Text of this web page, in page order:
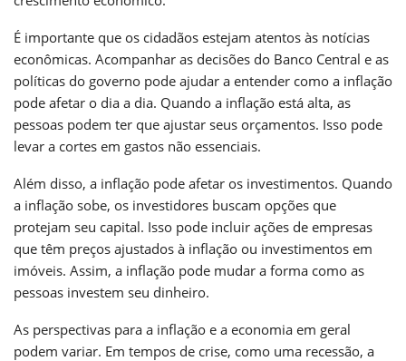
É importante que os cidadãos estejam atentos às notícias
econômicas. Acompanhar as decisões do Banco Central e as
políticas do governo pode ajudar a entender como a inflação
pode afetar o dia a dia. Quando a inflação está alta, as
pessoas podem ter que ajustar seus orçamentos. Isso pode
levar a cortes em gastos não essenciais.
Além disso, a inflação pode afetar os investimentos. Quando
a inflação sobe, os investidores buscam opções que
protejam seu capital. Isso pode incluir ações de empresas
que têm preços ajustados à inflação ou investimentos em
imóveis. Assim, a inflação pode mudar a forma como as
pessoas investem seu dinheiro.
As perspectivas para a inflação e a economia em geral
podem variar. Em tempos de crise, como uma recessão, a